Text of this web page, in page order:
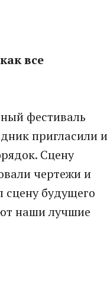
все
фестиваль
пригласили и
Сцену
чертежи и
сцену будущего
наши лучшие